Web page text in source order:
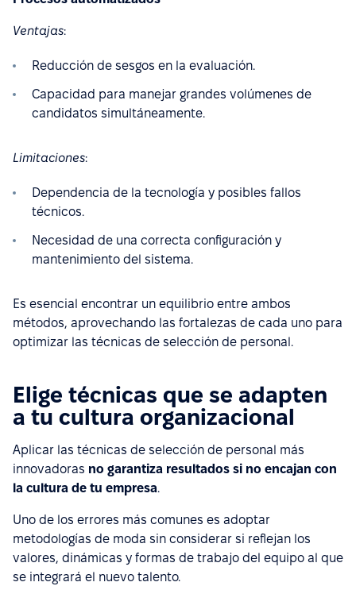
Ventajas:
Reducción de sesgos en la evaluación.
Capacidad para manejar grandes volúmenes de
candidatos simultáneamente.
Limitaciones:
Dependencia de la tecnología y posibles fallos
técnicos.
Necesidad de una correcta configuración y
mantenimiento del sistema.
Es esencial encontrar un equilibrio entre ambos
métodos, aprovechando las fortalezas de cada uno para
optimizar las técnicas de selección de personal.
Elige técnicas que se adapten
a tu cultura organizacional
Aplicar las técnicas de selección de personal más
innovadoras no garantiza resultados si no encajan con
la cultura de tu empresa.
Uno de los errores más comunes es adoptar
metodologías de moda sin considerar si reflejan los
valores, dinámicas y formas de trabajo del equipo al que
se integrará el nuevo talento.